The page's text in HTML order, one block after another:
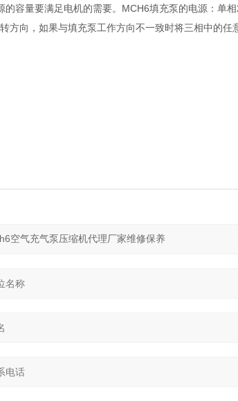
容量要满足电机的需要。MCH6填充泵的电源：单
方向，如果与填充泵工作方向不一致时将三相中的